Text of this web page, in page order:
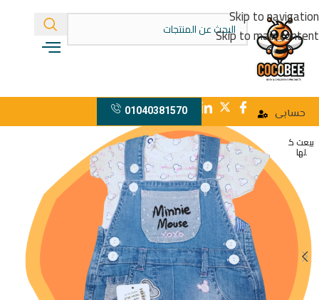
Skip to navigation
Skip to main content
حسابى 01040381570
بيعت ك
لها